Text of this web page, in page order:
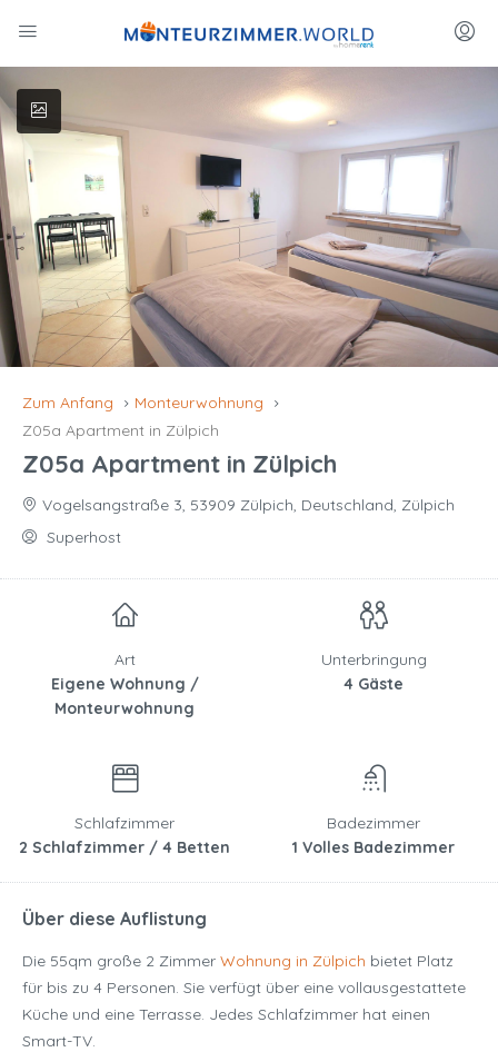
Zum Anfang
Monteurwohnung
Z05a Apartment in Zülpich
Z05a Apartment in Zülpich
Vogelsangstraße 3, 53909 Zülpich, Deutschland, Zülpich
Superhost
Art
Eigene Wohnung /
Monteurwohnung
Unterbringung
4 Gäste
Schlafzimmer
2 Schlafzimmer / 4 Betten
Badezimmer
1 Volles Badezimmer
Über diese Auflistung
Die 55qm große 2 Zimmer Wohnung in Zülpich bietet Platz
für bis zu 4 Personen. Sie verfügt über eine vollausgestattete
Küche und eine Terrasse. Jedes Schlafzimmer hat einen
Smart-TV.